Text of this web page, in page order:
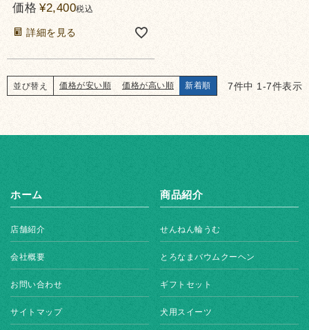
価格 ¥2,400税込
詳細を見る
並び替え 価格が安い順 価格が高い順 新着順 7件中 1 -7件表示
ホーム
店舗紹介
会社概要
お問い合わせ
サイトマップ
商品紹介
せんねん輪うむ
とろなまバウムクーヘン
ギフトセット
犬用スイーツ